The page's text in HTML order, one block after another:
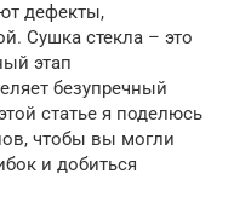
дефекты,
Сушка стекла – это
этап
безупречный
статье я поделюсь
чтобы вы могли
и добиться